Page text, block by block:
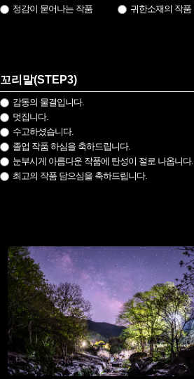
정감이 묻어나는 작품
귀한소재의 작품
꼬리말(STEP3)
감동의 물결입니다.
멋집니다.
수고하셨습니다.
졸업 작품 하심을 축하드립니다.
눈부시게 아름다운 작품에 탄성이 절로 나옵니다.
최고의 작품 담으심을 축하드립니다.